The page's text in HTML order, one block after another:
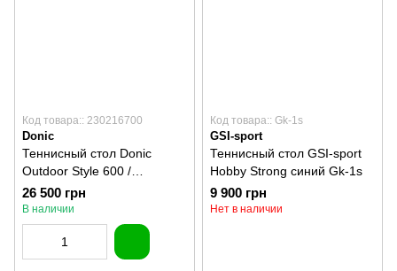
Код товара:: 230216700
Donic
Теннисный стол Donic
Outdoor Style 600 /
антрацит 230216700
26 500 грн
В наличии
Код товара:: Gk-1s
GSI-sport
Теннисный стол GSI-sport
Hobby Strong cиний Gk-1s
9 900 грн
Нет в наличии